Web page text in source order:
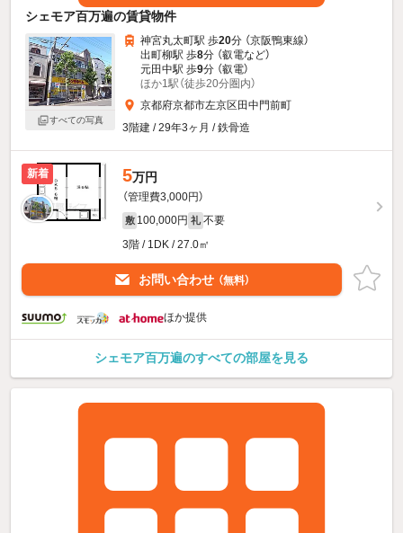
シェモア百万遍の賃貸物件
すべての写真
神宮丸太町駅 歩20分 （京阪鴨東線）
出町柳駅 歩8分 （叡電など）
元田中駅 歩9分 （叡電）
ほか1駅（徒歩20分圏内）
京都府京都市左京区田中門前町
3階建 / 29年3ヶ月 / 鉄骨造
新着 5万円
（管理費3,000円）
敷 100,000円 礼 不要
3階 / 1DK / 27.0㎡
お問い合わせ （無料）
ほか提供
シェモア百万遍のすべての部屋を見る